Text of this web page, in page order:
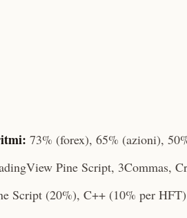
73% (forex), 65% (azioni),
Pine Script, 3Commas,
Script (20%), C++ (10% per HFT)